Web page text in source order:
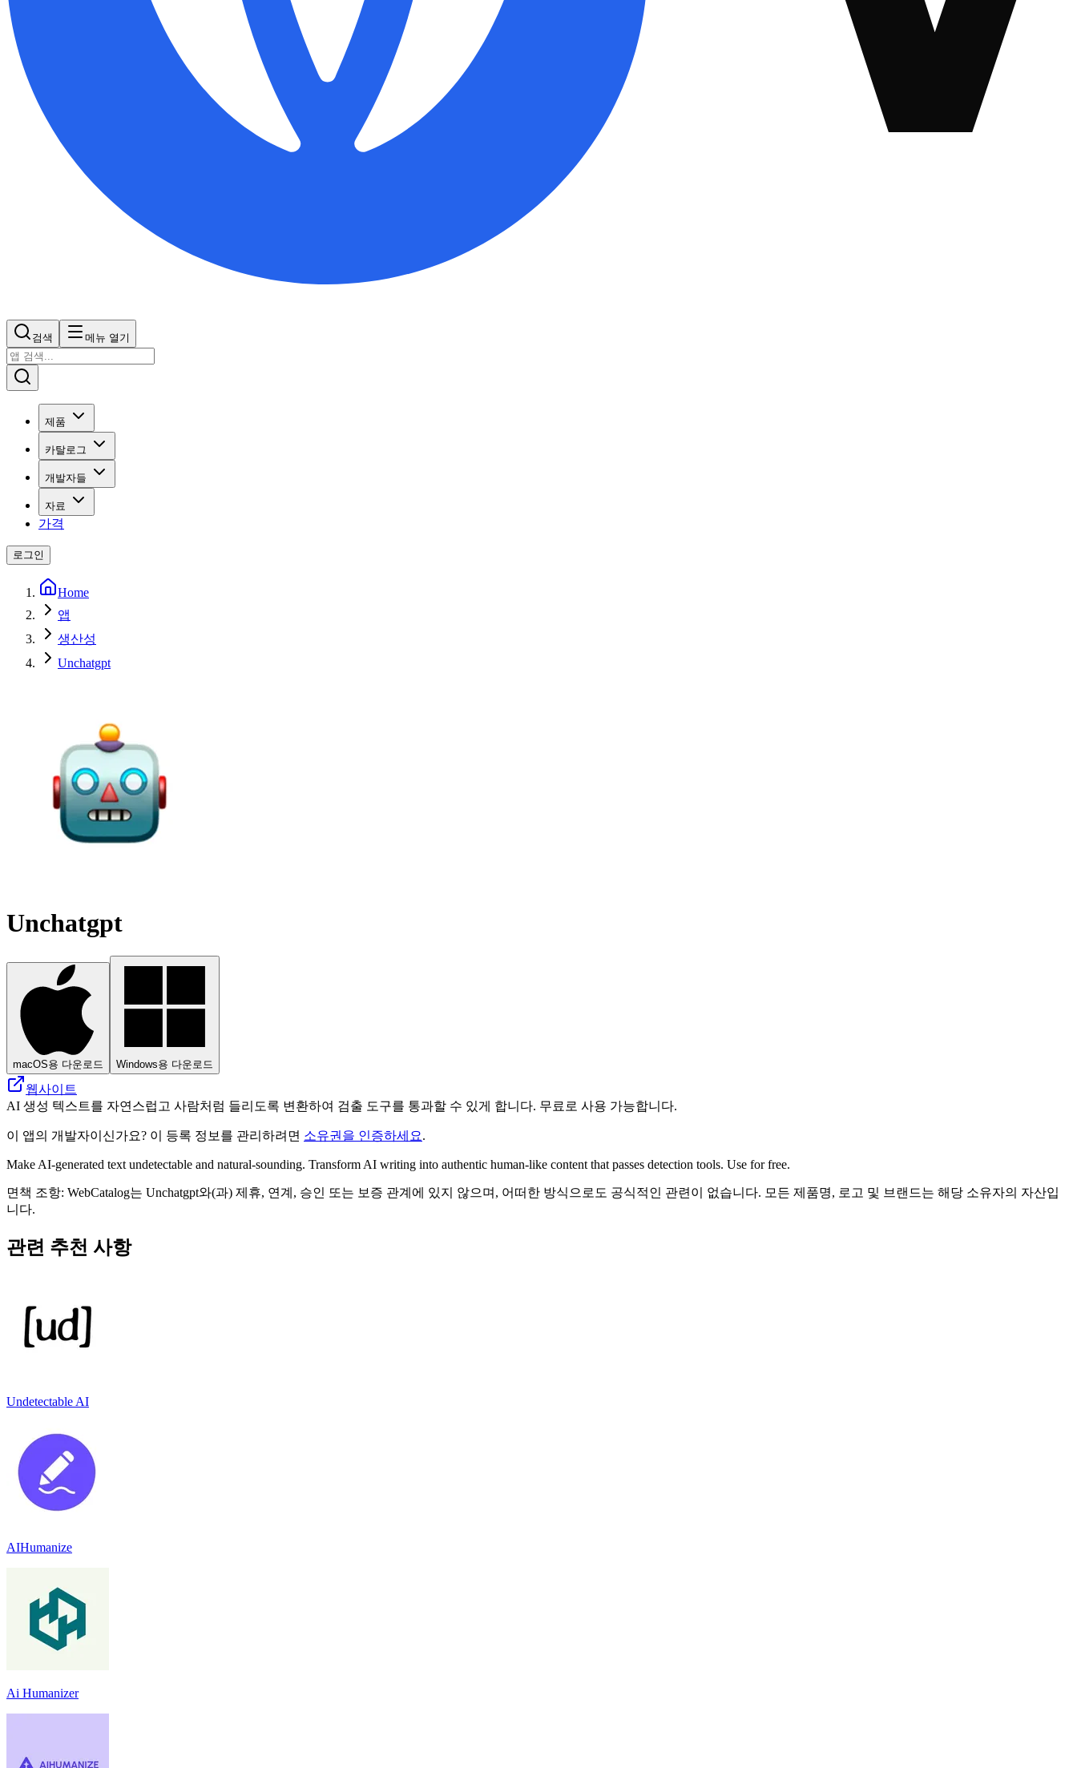
검색 메뉴 열기
제품
카탈로그
개발자들
자료
가격
로그인
Home
앱
생산성
Unchatgpt
Unchatgpt
macOS용 다운로드 Windows용 다운로드
웹사이트
AI 생성 텍스트를 자연스럽고 사람처럼 들리도록 변환하여 검출 도구를 통과할 수 있게 합니다. 무료로 사용 가능합니다.
이 앱의 개발자이신가요? 이 등록 정보를 관리하려면 소유권을 인증하세요.
Make AI-generated text undetectable and natural-sounding. Transform AI writing into authentic human-like content that passes detection tools. Use for free.
면책 조항: WebCatalog는 Unchatgpt와(과) 제휴, 연계, 승인 또는 보증 관계에 있지 않으며, 어떠한 방식으로도 공식적인 관련이 없습니다. 모든 제품명, 로고 및 브랜드는 해당 소유자의 자산입
니다.
관련 추천 사항
Undetectable AI
AIHumanize
Ai Humanizer